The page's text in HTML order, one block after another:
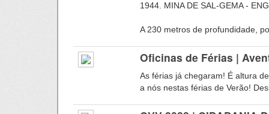
1944. MINA DE SAL-GEMA -
A 230 metros de profundidade,
Oficinas de Férias |
As férias já chegaram! É altura
a nós nestas férias de Verão!